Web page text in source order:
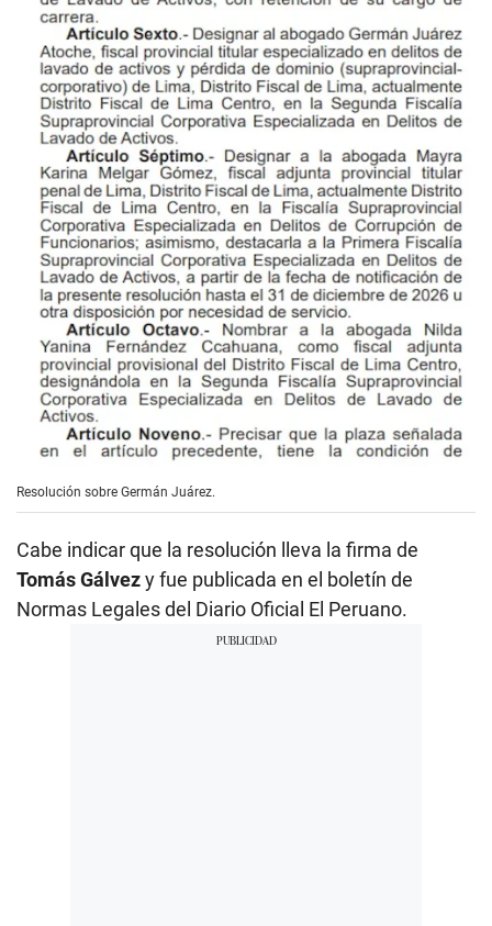
Resolución sobre Germán Juárez.
Cabe indicar que la resolución lleva la firma de
Tomás Gálvezy fue publicada en el boletín de
Normas Legales del Diario Oficial El Peruano.